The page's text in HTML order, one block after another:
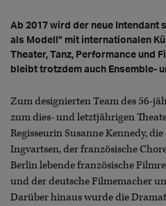
Ab 2017 wird der neue Intendant
als Modell” mit internationalen
Theater, Tanz, Performance und
bleibt trotzdem auch Ensemble-
Zum designierten Team des 56-
zum dies- und letztjährigen
Regisseurin Susanne Kennedy,
Ingvartsen, der französische
Berlin lebende französische
und der deutsche Filmemacher
Darüber hinaus wurde die